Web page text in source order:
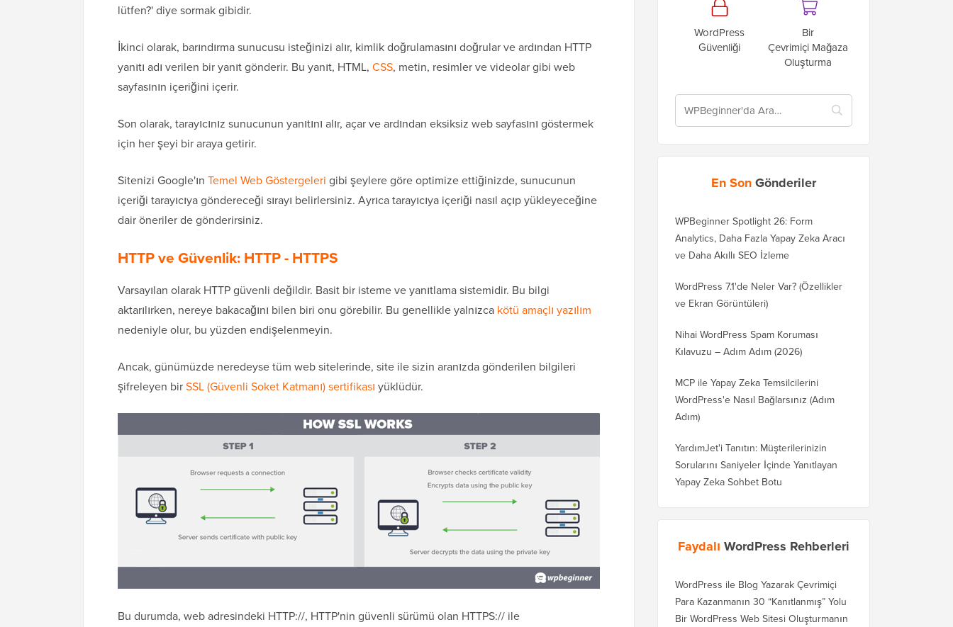
lütfen?' diye sormak gibidir.
İkinci olarak, barındırma sunucusu isteğinizi alır, kimlik doğrulamasını doğrular ve ardından HTTP
yanıtı adı verilen bir yanıt gönderir. Bu yanıt, HTML, CSS, metin, resimler ve videolar gibi web
sayfasının içeriğini içerir.
Son olarak, tarayıcınız sunucunun yanıtını alır, açar ve ardından eksiksiz web sayfasını göstermek
için her şeyi bir araya getirir.
Sitenizi Google'ın Temel Web Göstergeleri gibi şeylere göre optimize ettiğinizde, sunucunun
içeriği tarayıcıya göndereceği sırayı belirlersiniz. Ayrıca tarayıcıya içeriği nasıl açıp yükleyeceğine
dair öneriler de gönderirsiniz.
HTTP ve Güvenlik: HTTP - HTTPS
Varsayılan olarak HTTP güvenli değildir. Basit bir isteme ve yanıtlama sistemidir. Bu bilgi
aktarılırken, nereye bakacağını bilen biri onu görebilir. Bu genellikle yalnızca kötü amaçlı yazılım
nedeniyle olur, bu yüzden endişelenmeyin.
Ancak, günümüzde neredeyse tüm web sitelerinde, site ile sizin aranızda gönderilen bilgileri
şifreleyen birSSL (Güvenli Soket Katmanı) sertifikası yüklüdür.
Bu durumda, web adresindeki HTTP://, HTTP'nin güvenli sürümü olan HTTPS:// ile
WordPress
Güvenliği
Bir
Çevrimiçi Mağaza
Oluşturma
En SonGönderiler
WPBeginner Spotlight 26: Form
Analytics, Daha Fazla Yapay Zeka Aracı
ve Daha Akıllı SEO İzleme
WordPress 7.1'de Neler Var? (Özellikler
ve Ekran Görüntüleri)
Nihai WordPress Spam Koruması
Kılavuzu – Adım Adım (2026)
MCP ile Yapay Zeka Temsilcilerini
WordPress'e Nasıl Bağlarsınız (Adım
Adım)
YardımJet'i Tanıtın: Müşterilerinizin
Sorularını Saniyeler İçinde Yanıtlayan
Yapay Zeka Sohbet Botu
Faydalı WordPress Rehberleri
WordPress ile Blog Yazarak Çevrimiçi
Para Kazanmanın 30 “Kanıtlanmış” Yolu
Bir WordPress Web Sitesi Oluşturmanın